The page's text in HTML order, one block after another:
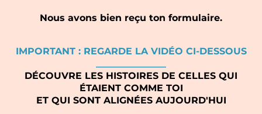
Nous avons bien reçu ton formulaire.
IMPORTANT : REGARDE LA VIDÉO CI-DESSOUS
DÉCOUVRE LES HISTOIRES DE CELLES QUI
ÉTAIENT COMME TOI
ET QUI SONT ALIGNÉES AUJOURD'HUI